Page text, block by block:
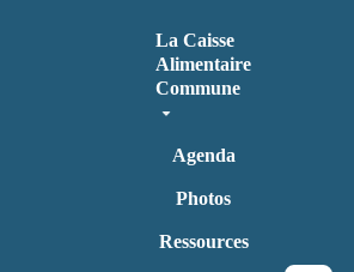
La Caisse
Alimentaire
Commune
Agenda
Photos
Ressources